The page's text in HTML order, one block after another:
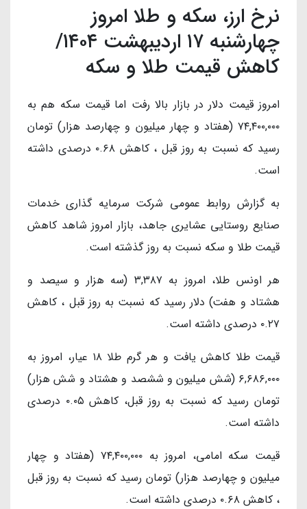
نرخ ارز، سکه و طلا امروز
چهارشنبه ۱۷ اردیبهشت ۱۴۰۴/
کاهش قیمت طلا و سکه
امروز قیمت دلار در بازار بالا رفت اما قیمت سکه هم به
۷۴,۴۰۰,۰۰۰ (هفتاد و چهار میلیون و چهارصد هزار) تومان
رسید که نسبت به روز قبل ، کاهش ۰.۶۸ درصدی داشته
است.
به گزارش روابط عمومی شرکت سرمایه گذاری خدمات
صنایع روستایی عشایری جاهد، بازار امروز شاهد کاهش
قیمت طلا و سکه نسبت به روز گذشته است.
هر اونس طلا، امروز به ۳,۳۸۷ (سه هزار و سیصد و
هشتاد و هفت) دلار رسید که نسبت به روز قبل ، کاهش
۰.۲۷ درصدی داشته است.
قیمت طلا کاهش یافت و هر گرم طلا ۱۸ عیار، امروز به
۶,۶۸۶,۰۰۰ (شش میلیون و ششصد و هشتاد و شش هزار)
تومان رسید که نسبت به روز قبل، کاهش ۰.۰۵ درصدی
داشته است.
قیمت سکه امامی، امروز به ۷۴,۴۰۰,۰۰۰ (هفتاد و چهار
میلیون و چهارصد هزار) تومان رسید که نسبت به روز قبل
، کاهش ۰.۶۸ درصدی داشته است.